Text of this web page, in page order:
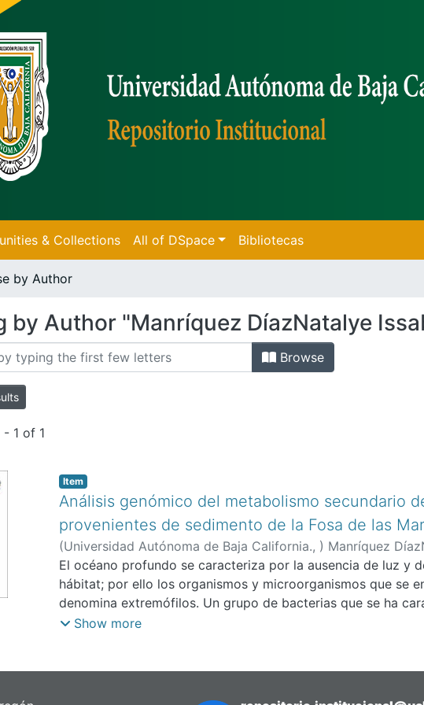
& Collections All of DSpace Bibliotecas
by Author
by Author "Manríquez DíazNatalye
Browse
- 1 of 1
Item
Análisis genómico del metabolismo secundario
provenientes de sedimento de la Fosa de las
(Universidad Autónoma de Baja California., ) Manríquez
El océano profundo se caracteriza por la ausencia de luz y
hábitat; por ello los organismos y microorganismos que se
denomina extremófilos. Un grupo de bacterias que se ha
sedimento de lugares extremos es el filo Actinomycetota.
Nocardiopsis aisladas de sedimento de la Fosa de las
Show more